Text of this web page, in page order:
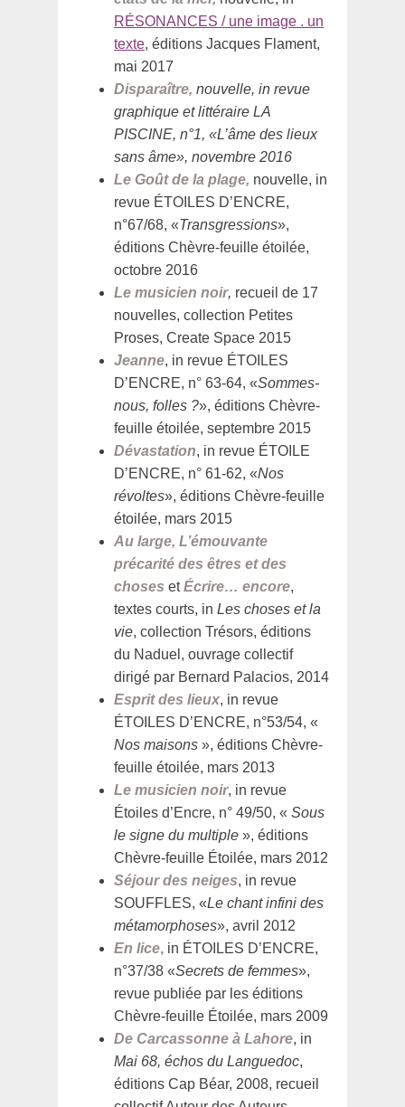
RÉSONANCES / une image . un
texte, éditions Jacques Flament,
mai 2017
Disparaître, nouvelle, in revue
graphique et littéraire LA
PISCINE, n°1, «L’âme des lieux
sans âme», novembre 2016
Le Goût de la plage, nouvelle, in
revue ÉTOILES D’ENCRE,
n°67/68, «Transgressions»,
éditions Chèvre-feuille étoilée,
octobre 2016
Le musicien noir, recueil de 17
nouvelles, collection Petites
Proses, Create Space 2015
Jeanne, in revue ÉTOILES
D’ENCRE, n° 63-64, «Sommes-
nous, folles ?», éditions Chèvre-
feuille étoilée, septembre 2015
Dévastation, in revue ÉTOILE
D’ENCRE, n° 61-62, «Nos
révoltes», éditions Chèvre-feuille
étoilée, mars 2015
Au large, L’émouvante
précarité des êtres et des
choses etÉcrire… encore,
textes courts, in Les choses et la
vie, collection Trésors, éditions
du Naduel, ouvrage collectif
dirigé par Bernard Palacios, 2014
Esprit des lieux, in revue
ÉTOILES D’ENCRE, n°53/54, «
Nos maisons », éditions Chèvre-
feuille étoilée, mars 2013
Le musicien noir, in revue
Étoiles d’Encre, n° 49/50, « Sous
le signe du multiple », éditions
Chèvre-feuille Étoilée, mars 2012
Séjour des neiges, in revue
SOUFFLES, «Le chant infini des
métamorphoses», avril 2012
En lice, in ÉTOILES D’ENCRE,
n°37/38 «Secrets de femmes»,
revue publiée par les éditions
Chèvre-feuille Étoilée, mars 2009
De Carcassonne à Lahore, in
Mai 68, échos du Languedoc,
éditions Cap Béar, 2008, recueil